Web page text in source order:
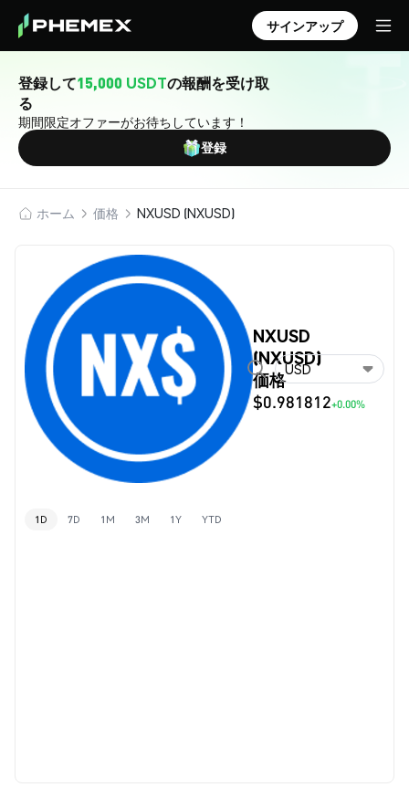
サインアップ
登録して15,000 USDTの報酬を受け取
る
期間限定オファーがお待ちしています！
登録
ホーム 価格 NXUSD (NXUSD)
NXUSD
(NXUSD)
価格
$0.981812+0.00%
USD
1D 7D 1M 3M 1Y YTD